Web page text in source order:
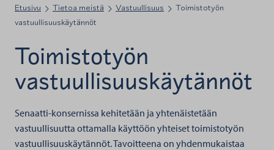
Etusivu Tietoa meistä Vastuullisuus
Toimistotyön
vastuullisuuskäytännöt
Toimistotyön
vastuullisuuskäytännöt
Senaatti-konsernissa kehitetään ja yhtenäistetään
vastuullisuutta ottamalla käyttöön yhteiset toimistotyön
vastuullisuuskäytännöt. Tavoitteena on yhdenmukaistaa